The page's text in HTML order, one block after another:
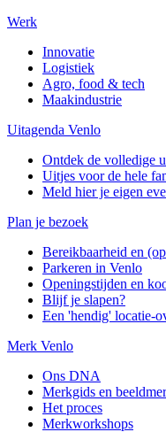
Werk
Innovatie
Logistiek
Agro, food & tech
Maakindustrie
Uitagenda Venlo
Ontdek de volledige
Uitjes voor de hele
Meld hier je eigen
Plan je bezoek
Bereikbaarheid en
Parkeren in Venlo
Openingstijden en
Blijf je slapen?
Een 'hendig' locatie-
Merk Venlo
Ons DNA
Merkgids en
Het proces
Merkworkshops